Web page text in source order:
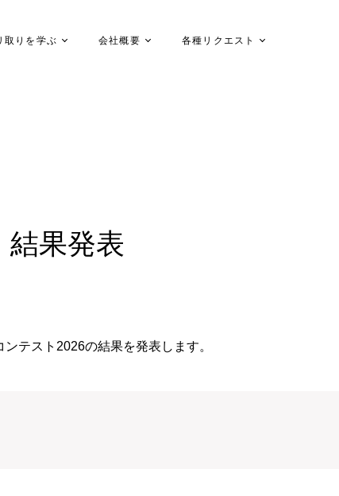
取りを学ぶ 会社概要 各種リクエスト
結果発表
テスト2026の結果を発表します。